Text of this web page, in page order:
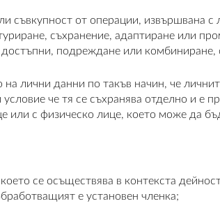
съвкупност от операции, извършвана
съхранение, адаптиране или
достъпни, подреждане или
на лични данни по такъв начин, че
че тя се съхранява отделно и е
или с физическо лице, което може да
се осъществява в контекста
е установен членка;